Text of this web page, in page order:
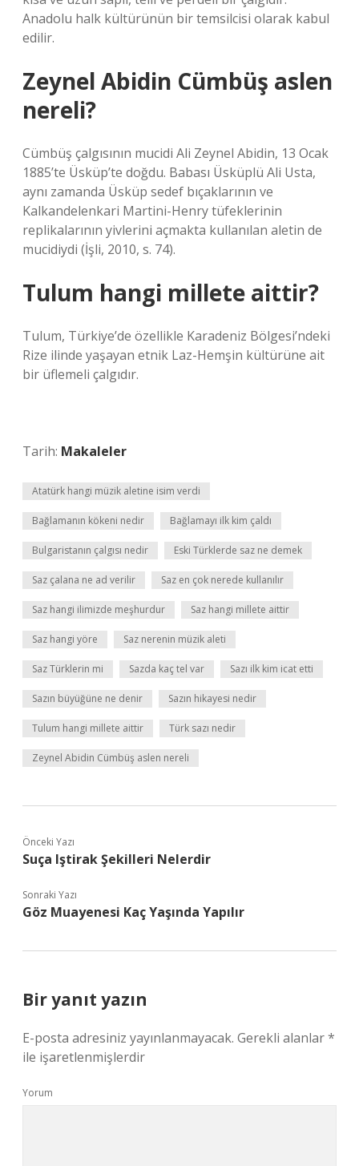
Anadolu halk kültürünün bir temsilcisi olarak kabul
edilir.
Zeynel Abidin Cümbüş aslen
nereli?
Cümbüş çalgısının mucidi Ali Zeynel Abidin, 13 Ocak
1885’te Üsküp’te doğdu. Babası Üsküplü Ali Usta,
aynı zamanda Üsküp sedef bıçaklarının ve
Kalkandelenkari Martini-Henry tüfeklerinin
replikalarının yivlerini açmakta kullanılan aletin de
mucidiydi (İşli, 2010, s. 74).
Tulum hangi millete aittir?
Tulum, Türkiye’de özellikle Karadeniz Bölgesi’ndeki
Rize ilinde yaşayan etnik Laz-Hemşin kültürüne ait
bir üflemeli çalgıdır.
Tarih: Makaleler
Atatürk hangi müzik aletine isim verdi
Bağlamanın kökeni nedir Bağlamayı ilk kim çaldı
Bulgaristanın çalgısı nedir Eski Türklerde saz ne demek
Saz çalana ne ad verilir Saz en çok nerede kullanılır
Saz hangi ilimizde meşhurdur Saz hangi millete aittir
Saz hangi yöre Saz nerenin müzik aleti
Saz Türklerin mi Sazda kaç tel var Sazı ilk kim icat etti
Sazın büyüğüne ne denir Sazın hikayesi nedir
Tulum hangi millete aittir Türk sazı nedir
Zeynel Abidin Cümbüş aslen nereli
Önceki Yazı
Suça Iştirak Şekilleri Nelerdir
Sonraki Yazı
Göz Muayenesi Kaç Yaşında Yapılır
Bir yanıt yazın
E-posta adresiniz yayınlanmayacak. Gerekli alanlar*
ile işaretlenmişlerdir
Yorum